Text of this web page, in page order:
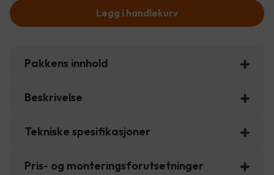
Legg i handlekurv
Pakkens innhold
Beskrivelse
Tekniske spesifikasjoner
Pris- og monteringsforutsetninger